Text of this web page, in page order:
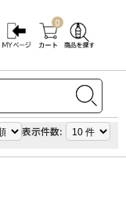
0
表示件数: